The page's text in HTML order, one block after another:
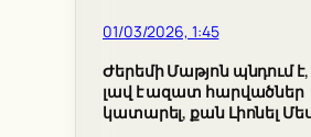
01/03/2026, 1:45
Ժերեմի Մաթյոն պնդում է,
լավ է ազատ հարվածներ
կատարել, քան Լիոնել